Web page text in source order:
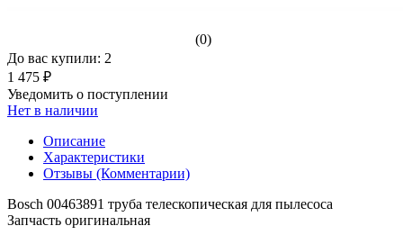
(0)
До вас купили: 2
1 475 ₽
Уведомить о поступлении
Нет в наличии
Описание
Характеристики
Отзывы (Комментарии)
Bosch 00463891 труба телескопическая для пылесоса
Запчасть оригинальная